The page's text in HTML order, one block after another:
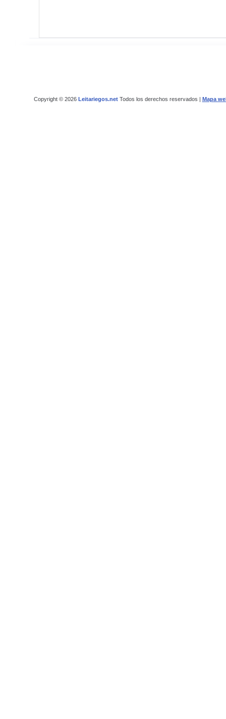
Copyright © 2026 Leitariegos.netTodos los derechos reservados | Mapa